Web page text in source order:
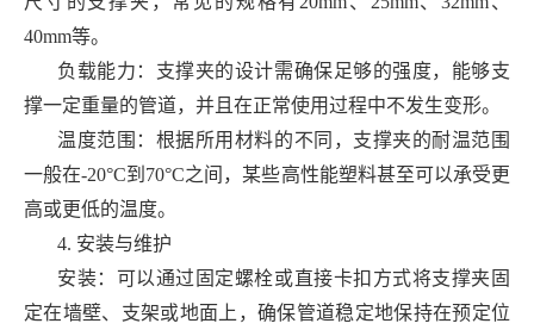
40mm等。
负载能力：支撑夹的设计需确保足够的强度，能够支
撑一定重量的管道，并且在正常使用过程中不发生变形。
温度范围：根据所用材料的不同，支撑夹的耐温范围
一般在-20°C到70°C之间，某些高性能塑料甚至可以承受更
高或更低的温度。
4. 安装与维护
安装：可以通过固定螺栓或直接卡扣方式将支撑夹固
定在墙壁、支架或地面上，确保管道稳定地保持在预定位